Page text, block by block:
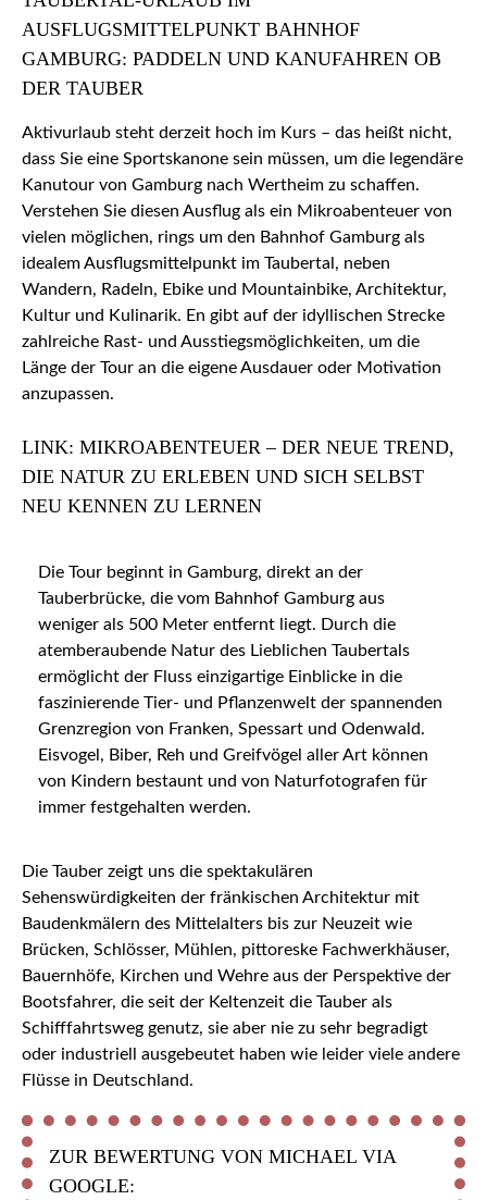
AUSFLUGSMITTELPUNKT BAHNHOF
GAMBURG: PADDELN UND KANUFAHREN OB
DER TAUBER
Aktivurlaub steht derzeit hoch im Kurs – das heißt nicht,
dass Sie eine Sportskanone sein müssen, um die legendäre
Kanutour von Gamburg nach Wertheim zu schaffen.
Verstehen Sie diesen Ausflug als ein Mikroabenteuer von
vielen möglichen, rings um den Bahnhof Gamburg als
idealem Ausflugsmittelpunkt im Taubertal, neben
Wandern, Radeln, Ebike und Mountainbike, Architektur,
Kultur und Kulinarik. En gibt auf der idyllischen Strecke
zahlreiche Rast- und Ausstiegsmöglichkeiten, um die
Länge der Tour an die eigene Ausdauer oder Motivation
anzupassen.
LINK: MIKROABENTEUER – DER NEUE TREND,
DIE NATUR ZU ERLEBEN UND SICH SELBST
NEU KENNEN ZU LERNEN
Die Tour beginnt in Gamburg, direkt an der
Tauberbrücke, die vom Bahnhof Gamburg aus
weniger als 500 Meter entfernt liegt. Durch die
atemberaubende Natur des Lieblichen Taubertals
ermöglicht der Fluss einzigartige Einblicke in die
faszinierende Tier- und Pflanzenwelt der spannenden
Grenzregion von Franken, Spessart und Odenwald.
Eisvogel, Biber, Reh und Greifvögel aller Art können
von Kindern bestaunt und von Naturfotografen für
immer festgehalten werden.
Die Tauber zeigt uns die spektakulären
Sehenswürdigkeiten der fränkischen Architektur mit
Baudenkmälern des Mittelalters bis zur Neuzeit wie
Brücken, Schlösser, Mühlen, pittoreske Fachwerkhäuser,
Bauernhöfe, Kirchen und Wehre aus der Perspektive der
Bootsfahrer, die seit der Keltenzeit die Tauber als
Schifffahrtsweg genutz, sie aber nie zu sehr begradigt
oder industriell ausgebeutet haben wie leider viele andere
Flüsse in Deutschland.
ZUR BEWERTUNG VON MICHAEL VIA
GOOGLE: